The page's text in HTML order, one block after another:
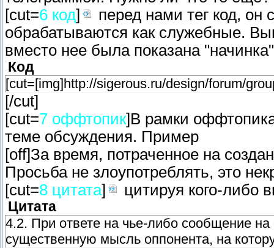
[cut=6 код]
перед нами тег код,
обрабатываются как служебные.
вместо нее была показана
Код
[cut=[img]http://sigerous.ru/design/forum/
[/cut]
[cut=7 оффтопик]В рамки оффтопика
теме обсуждения. Пример
[off]За время, потраченное на
Просьба не злоупотреблять, это
[cut=8 цитата] цитируя кого-либо
Цитата
4.2. При ответе на чье-либо сообщение
существенную мысль оппонента, на